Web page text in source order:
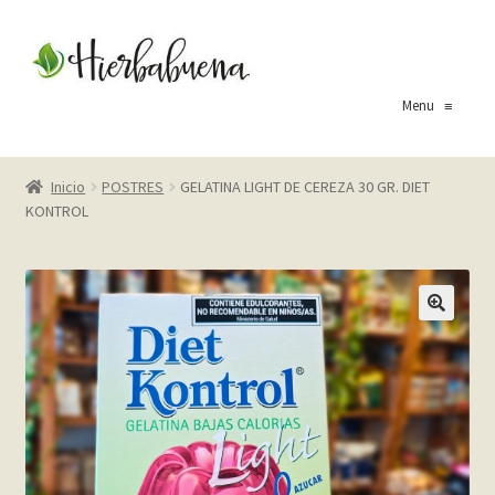
aal
Menu≡
Inicio
About Us
Blog
Carrito
Cart
Checkout
Inicio POSTRES
GELATINA LIGHT DE CEREZA 30 GR. DIET
KONTROL